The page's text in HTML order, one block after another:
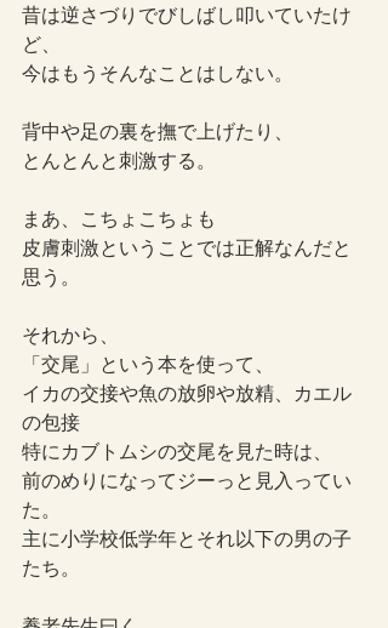
昔は逆さづりでびしばし叩いていたけ
ど、
今はもうそんなことはしない。
背中や足の裏を撫で上げたり、
とんとんと刺激する。
まあ、こちょこちょも
皮膚刺激ということでは正解なんだと
思う。
それから、
「交尾」という本を使って、
イカの交接や魚の放卵や放精、カエル
の包接
特にカブトムシの交尾を見た時は、
前のめりになってジーっと見入ってい
た。
主に小学校低学年とそれ以下の男の子
たち。